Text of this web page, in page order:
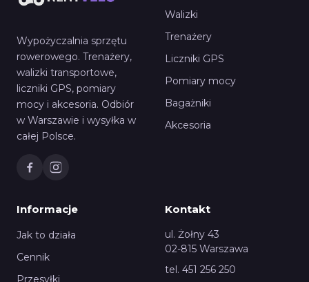
Wypożyczalnia sprzętu
rowerowego. Trenażery,
walizki transportowe,
liczniki GPS, pomiary
mocy i akcesoria. Odbiór
w Warszawie i wysyłka w
całej Polsce.
Walizki
Trenażery
Liczniki GPS
Pomiary mocy
Bagażniki
Akcesoria
Informacje
Jak to działa
Cennik
Przesyłki
Kontakt
ul. Żołny 43
02-815 Warszawa
tel. 451 256 250